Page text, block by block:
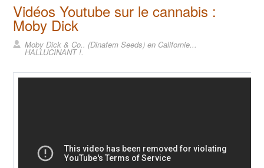
Vidéos Youtube sur le cannabis :
Moby Dick
Moby Dick & Co.. (Dinafem Seeds) en Californie...
HALLUCINANT !.